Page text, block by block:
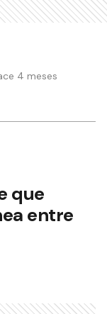
4 meses
que
entre